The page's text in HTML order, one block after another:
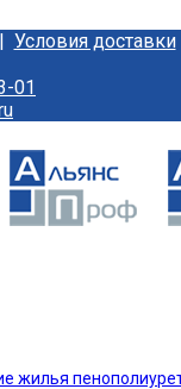
| Условия доставки
01
жилья